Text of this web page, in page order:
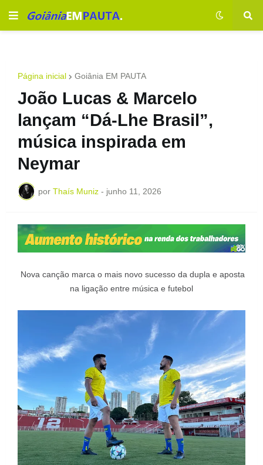
Página inicial Goiânia EM PAUTA
João Lucas & Marcelo
lançam “Dá-Lhe Brasil”,
música inspirada em
Neymar
por Thaís Muniz - junho 11, 2026
Nova canção marca o mais novo sucesso da dupla e aposta
na ligação entre música e futebol